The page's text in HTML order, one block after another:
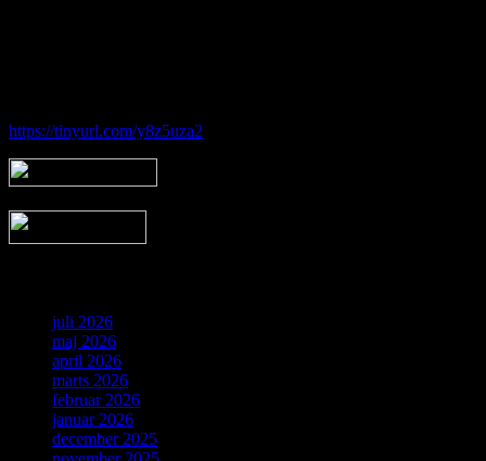
https://tinyurl.com/y8z5uza2
juli 2026
maj 2026
april 2026
marts 2026
februar 2026
januar 2026
december 2025